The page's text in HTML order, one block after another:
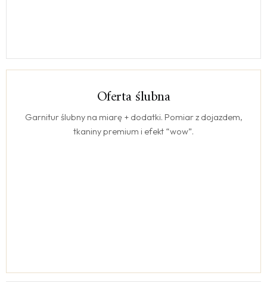
Oferta ślubna
Garnitur ślubny na miarę + dodatki. Pomiar z dojazdem,
tkaniny premium i efekt “wow”.